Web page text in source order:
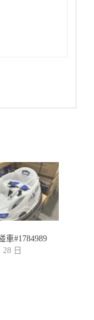
車#1784989
28 日